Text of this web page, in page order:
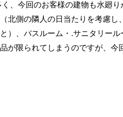
、今回のお客様の建物も水廻
北側の隣人の日当たりを考慮し
）、バスルーム・ .サニタリール
が限られてしまうのですが、今